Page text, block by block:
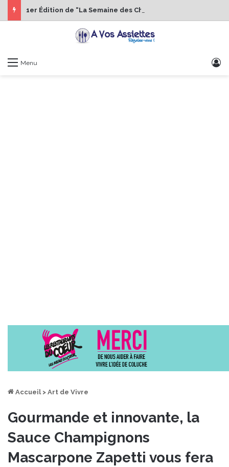
Menu
Accueil > Art de Vivre
Gourmande et innovante, la
Sauce Champignons
Mascarpone Zapetti vous fera